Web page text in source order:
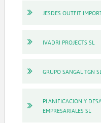
JESDES OUTFIT
IVADRI PROJECTS SL
GRUPO SANGAL TGN SL
PLANIFICACION Y
EMPRESARIALES SL